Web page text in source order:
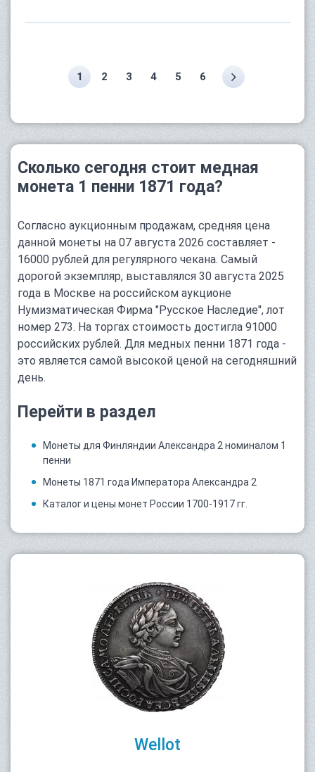
1 2 3 4 5 6
Сколько сегодня стоит медная
монета 1 пенни 1871 года?
Согласно аукционным продажам, средняя цена
данной монеты на 07 августа 2026 составляет -
16000 рублей для регулярного чекана. Самый
дорогой экземпляр, выставлялся 30 августа 2025
года в Москве на российском аукционе
Нумизматическая Фирма "Русское Наследие", лот
номер 273. На торгах стоимость достигла 91000
российских рублей. Для медных пенни 1871 года -
это является самой высокой ценой на сегодняшний
день.
Перейти в раздел
Монеты для Финляндии Александра 2 номиналом 1
пенни
Монеты 1871 года Императора Александра 2
Каталог и цены монет России 1700-1917 гг.
Wellot